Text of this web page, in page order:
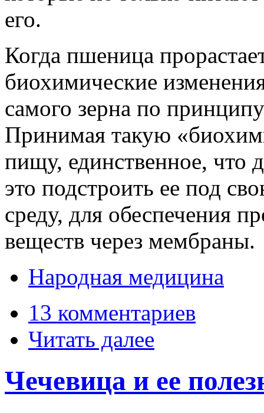
его.
Когда пшеница
биохимические
самого зерна по
Принимая такую
пищу, единственное, что
это подстроить ее под
среду, для обеспечения
веществ через мембраны.
Народная медицина
13 комментариев
Читать далее
Чечевица и ее